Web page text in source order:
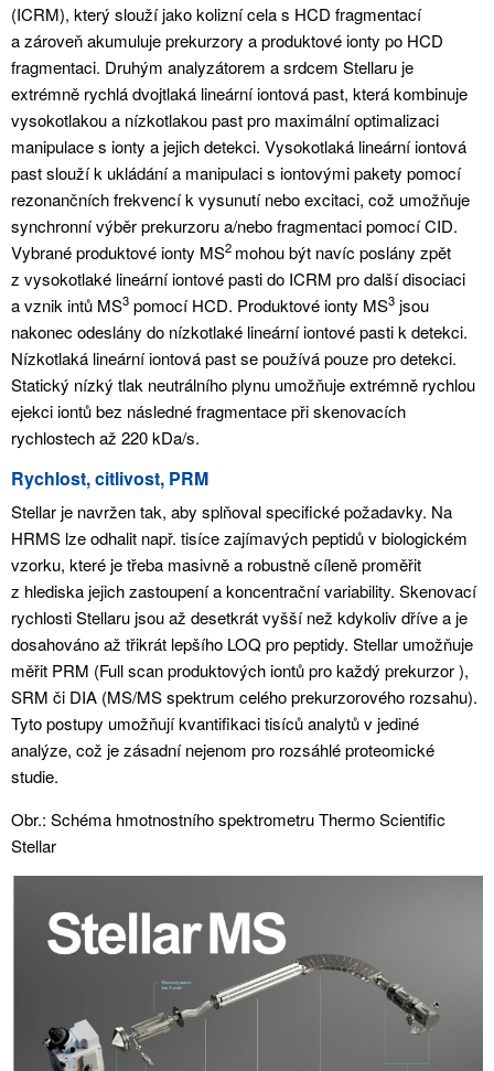
(ICRM), který slouží jako kolizní cela s HCD fragmentací
a zároveň akumuluje prekurzory a produktové ionty po HCD
fragmentaci. Druhým analyzátorem a srdcem Stellaru je
extrémně rychlá dvojtlaká lineární iontová past, která kombinuje
vysokotlakou a nízkotlakou past pro maximální optimalizaci
manipulace s ionty a jejich detekci. Vysokotlaká lineární iontová
past slouží k ukládání a manipulaci s iontovými pakety pomocí
rezonančních frekvencí k vysunutí nebo excitaci, což umožňuje
synchronní výběr prekurzoru a/nebo fragmentaci pomocí CID.
Vybrané produktové ionty MS2 mohou být navíc poslány zpět
z vysokotlaké lineární iontové pasti do ICRM pro další disociaci
a vznik intů MS3 pomocí HCD. Produktové ionty MS3 jsou
nakonec odeslány do nízkotlaké lineární iontové pasti k detekci.
Nízkotlaká lineární iontová past se používá pouze pro detekci.
Statický nízký tlak neutrálního plynu umožňuje extrémně rychlou
ejekci iontů bez následné fragmentace při skenovacích
rychlostech až 220 kDa/s.
Rychlost, citlivost, PRM
Stellar je navržen tak, aby splňoval specifické požadavky. Na
HRMS lze odhalit např. tisíce zajímavých peptidů v biologickém
vzorku, které je třeba masivně a robustně cíleně proměřit
z hlediska jejich zastoupení a koncentrační variability. Skenovací
rychlosti Stellaru jsou až desetkrát vyšší než kdykoliv dříve a je
dosahováno až třikrát lepšího LOQ pro peptidy. Stellar umožňuje
měřit PRM (Full scan produktových iontů pro každý prekurzor ),
SRM či DIA (MS/MS spektrum celého prekurzorového rozsahu).
Tyto postupy umožňují kvantifikaci tisíců analytů v jediné
analýze, což je zásadní nejenom pro rozsáhlé proteomické
studie.
Obr.: Schéma hmotnostního spektrometru Thermo Scientific
Stellar